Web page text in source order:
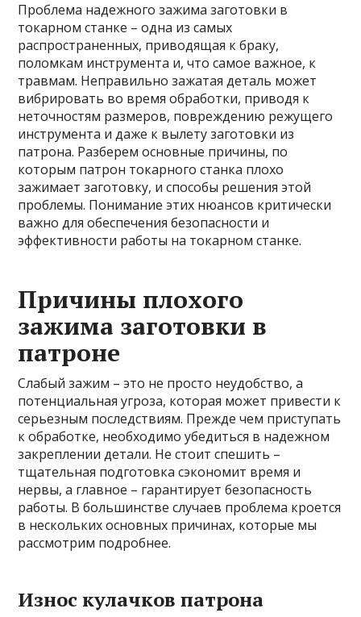
Проблема надежного зажима заготовки в
токарном станке – одна из самых
распространенных, приводящая к браку,
поломкам инструмента и, что самое важное, к
травмам. Неправильно зажатая деталь может
вибрировать во время обработки, приводя к
неточностям размеров, повреждению режущего
инструмента и даже к вылету заготовки из
патрона. Разберем основные причины, по
которым патрон токарного станка плохо
зажимает заготовку, и способы решения этой
проблемы. Понимание этих нюансов критически
важно для обеспечения безопасности и
эффективности работы на токарном станке.
Причины плохого
зажима заготовки в
патроне
Слабый зажим – это не просто неудобство, а
потенциальная угроза, которая может привести к
серьезным последствиям. Прежде чем приступать
к обработке, необходимо убедиться в надежном
закреплении детали. Не стоит спешить –
тщательная подготовка сэкономит время и
нервы, а главное – гарантирует безопасность
работы. В большинстве случаев проблема кроется
в нескольких основных причинах, которые мы
рассмотрим подробнее.
Износ кулачков патрона